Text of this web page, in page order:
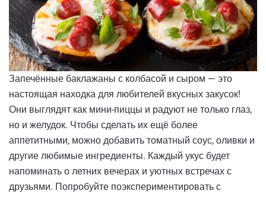
Запечённые баклажаны с колбасой и сыром — это
настоящая находка для любителей вкусных закусок!
Они выглядят как мини-пиццы и радуют не только глаз,
но и желудок. Чтобы сделать их ещё более
аппетитными, можно добавить томатный соус, оливки и
другие любимые ингредиенты. Каждый укус будет
напоминать о летних вечерах и уютных встречах с
друзьями. Попробуйте поэкспериментировать с